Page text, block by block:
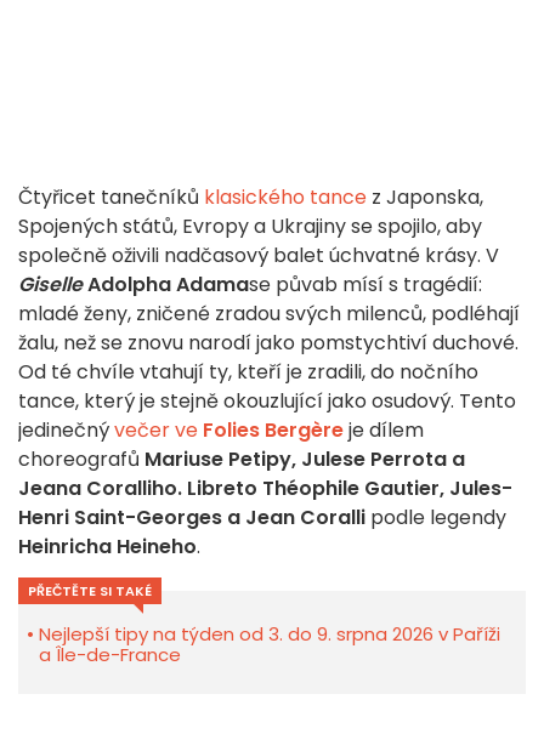
Čtyřicet tanečníků klasického tance z Japonska,
Spojených států, Evropy a Ukrajiny se spojilo, aby
společně oživili nadčasový balet úchvatné krásy. V
GiselleAdolpha Adamase půvab mísí s tragédií:
mladé ženy, zničené zradou svých milenců, podléhají
žalu, než se znovu narodí jako pomstychtiví duchové.
Od té chvíle vtahují ty, kteří je zradili, do nočního
tance, který je stejně okouzlující jako osudový. Tento
jedinečnývečer ve Folies Bergèreje dílem
choreografů Mariuse Petipy, Julese Perrota a
Jeana Coralliho. Libreto Théophile Gautier, Jules-
Henri Saint-Georges a Jean Coralli podle legendy
Heinricha Heineho.
PŘEČTĚTE SI TAKÉ
Nejlepší tipy na týden od 3. do 9. srpna 2026 v Paříži
a Île-de-France